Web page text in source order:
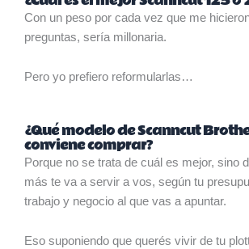
Con un peso por cada vez que me
preguntas, sería millonaria.
Pero yo prefiero reformularlas…
¿Qué modelo de Scanncut
conviene comprar?
Porque no se trata de cuál es mejor, sino
más te va a servir a vos, según tu
trabajo y negocio al que vas a apuntar.
Eso suponiendo que querés vivir de tu